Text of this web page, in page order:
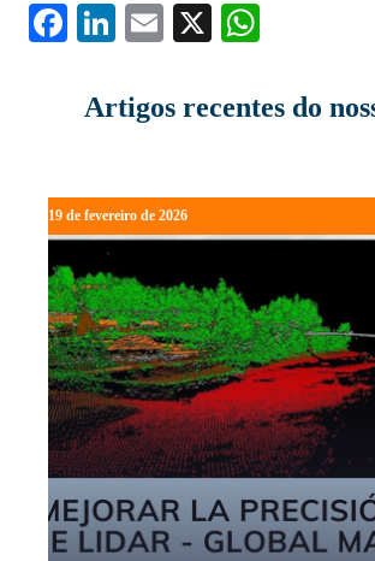
Fa
bo
Li
ed
E
ail
X
ts
Artigos recentes do
19 de fevereiro de 2026